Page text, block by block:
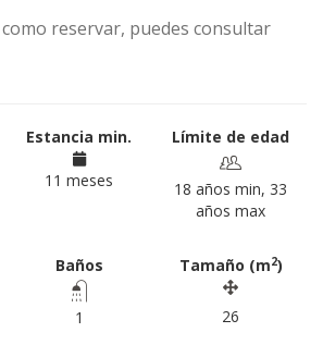
reservar, puedes consultar
Estancia min.
11 meses
Límite de edad
18 años min, 33
años max
Baños
1
Tamaño (m2)
26